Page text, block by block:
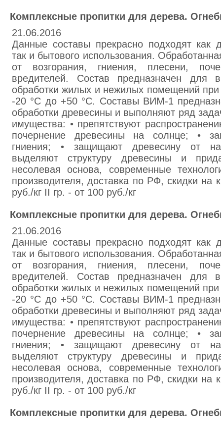
Комплексные пропитки для дерева.
21.06.2016
Данные составы прекрасно подходят как
так и бытового использования.
от возгорания, гниения, плесени,
вредителей. Состав предназначен для
обработки жилых и нежилых помещений при
-20 °С до +50 °С. Составы ВИМ-1
обработки древесины и выполняют ряд
имущества: • препятствуют
почернение древесины на солнце; •
гниения; • защищают древесину от
выделяют структуру древесины и
несолевая основа, современные
производителя, доставка по РФ, скидки на
руб./кг II гр. - от 100 руб./кг
Комплексные пропитки для дерева.
21.06.2016
Данные составы прекрасно подходят как
так и бытового использования.
от возгорания, гниения, плесени,
вредителей. Состав предназначен для
обработки жилых и нежилых помещений при
-20 °С до +50 °С. Составы ВИМ-1
обработки древесины и выполняют ряд
имущества: • препятствуют
почернение древесины на солнце; •
гниения; • защищают древесину от
выделяют структуру древесины и
несолевая основа, современные
производителя, доставка по РФ, скидки на
руб./кг II гр. - от 100 руб./кг
Комплексные пропитки для дерева.